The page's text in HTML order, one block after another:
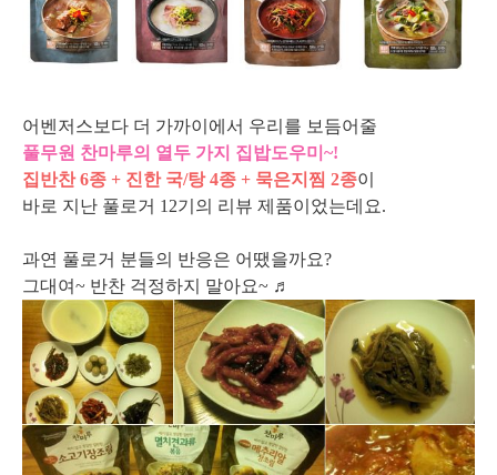
어벤저스보다 더 가까이에서 우리를 보듬어줄
풀무원 찬마루의 열두 가지 집밥도우미~!
집반찬 6종 + 진한 국/탕 4종 + 묵은지찜 2종이
바로 지난 풀로거 12기의 리뷰 제품이었는데요.
과연 풀로거 분들의 반응은 어땠을까요?
그대여~ 반찬 걱정하지 말아요~ ♬